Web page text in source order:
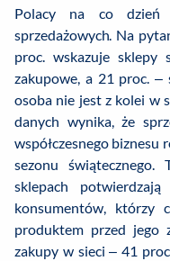
Polacy na co dzień
sprzedażowych. Na
proc. wskazuje sklepy
zakupowe, a 21 proc.
osoba nie jest z kolei w
danych wynika, że
współczesnego biznesu
sezonu
sklepach
konsumentów, którzy
produktem przed jego
zakupy w sieci – 41